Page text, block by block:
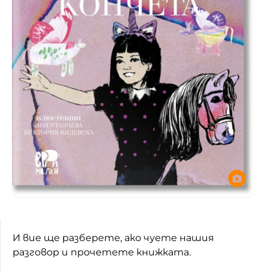
И вие ще разберете, ако чуете нашия
разговор и прочетете книжката.